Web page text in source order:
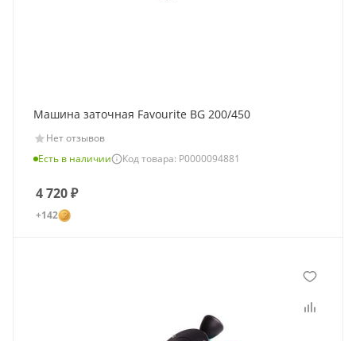
Машина заточная Favourite BG 200/450
Нет отзывов
Есть в наличии
Код товара: Р0000094881
4 720₽
+142